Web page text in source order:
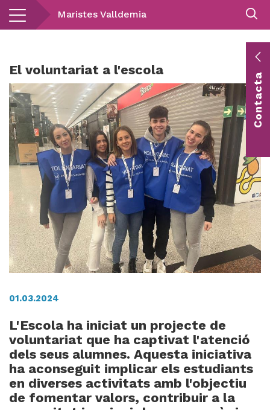
Vés
Maristes Valldemia
El voluntariat a l'escola
01.03.2024
L'Escola ha iniciat un projecte de
voluntariat que ha captivat l'atenció
dels seus alumnes. Aquesta iniciativa
ha aconseguit implicar els estudiants
en diverses activitats amb l'objectiu
de fomentar valors, contribuir a la
Contacta